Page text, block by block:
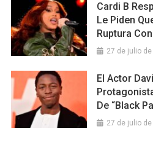
Cardi B
Le Piden
Ruptura
27 de julio
El Actor
De “Black
27 de julio